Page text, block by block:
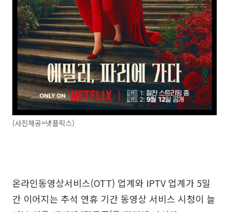
(사진제공=넷플릭스)
온라인동영상서비스(OTT) 업계와 IPTV 업계가 5일
간 이어지는 추석 연휴 기간 동영상 서비스 시청이 늘